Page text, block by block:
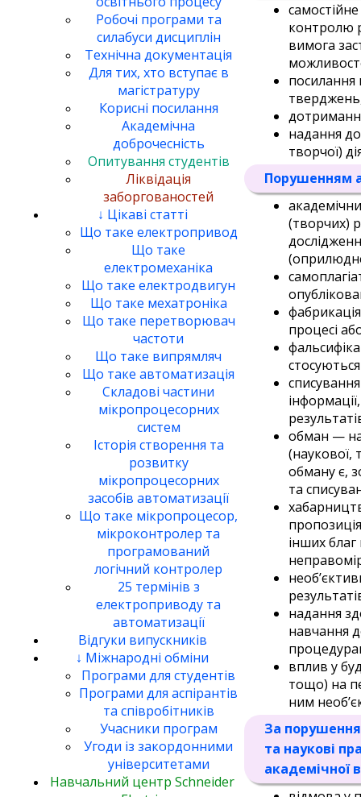
Робочі програми та
силабуси дисциплін
Технічна документація
Для тих, хто вступає в
магістратуру
Корисні посилання
Академічна
доброчесність
Опитування студентів
Ліквідація
заборгованостей
↓ Цікаві статті
Що таке електропривод
Що таке
електромеханіка
Що таке електродвигун
Що таке мехатроніка
Що таке перетворювач
частоти
Що таке випрямляч
Що таке автоматизація
Складові частини
мікропроцесорних
систем
Історія створення та
розвитку
мікропроцесорних
засобів автоматизації
Що таке мікропроцесор,
мікроконтролер та
програмований
логічний контролер
25 термінів з
електроприводу та
автоматизації
Відгуки випускників
↓ Міжнародні обміни
Програми для студентів
Програми для аспірантів
та співробітників
Учасники програм
Угоди із закордонними
університетами
Навчальний центр Schneider
контролю
вимога
посилання
надання
творчої)
Порушенням
(творчих)
процесі
обман —
(наукової,
обману є,
та
інших
надання
навчання
вплив у
тощо) на
ним
За порушення
та наукові
академічної